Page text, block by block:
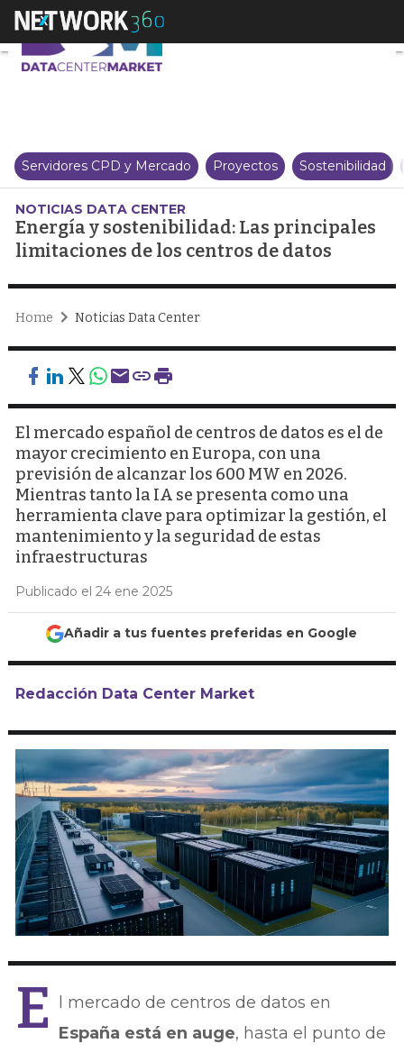
Energía y sostenibilidad: Las
Servidores CPD y Mercado Proyectos Sostenibilidad
NOTICIAS DATA CENTER
Energía y sostenibilidad: Las principales
limitaciones de los centros de datos
Home Noticias Data Center
El mercado español de centros de datos es el de
mayor crecimiento en Europa, con una
previsión de alcanzar los 600 MW en 2026.
Mientras tanto la IA se presenta como una
herramienta clave para optimizar la gestión, el
mantenimiento y la seguridad de estas
infraestructuras
Publicado el 24 ene 2025
Añadir a tus fuentes preferidas en Google
Redacción Data Center Market
E
l mercado de centros de datos en
España está en auge, hasta el punto de